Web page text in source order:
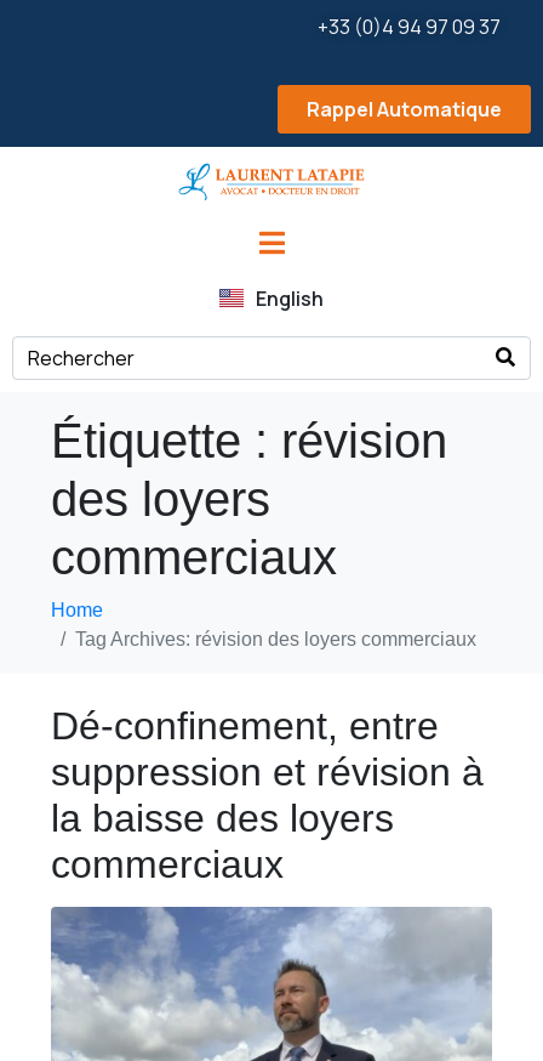
+33 (0)4 94 97 09 37
Rappel Automatique
English
Étiquette : révision
des loyers
commerciaux
Home
Tag Archives: révision des loyers commerciaux
Dé-confinement, entre
suppression et révision à
la baisse des loyers
commerciaux